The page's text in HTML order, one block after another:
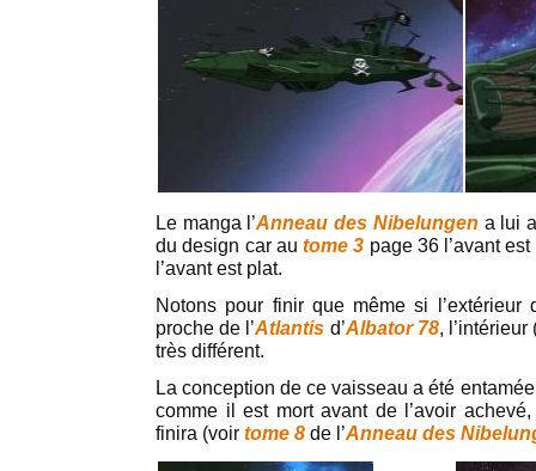
Le manga l’Anneau des Nibelungen a lui
du design car autome 3 page 36 l’avant
l’avant est plat.
Notons pour finir que même si l’extérieur
proche de l’Atlantis d’Albator 78,
très différent.
La conception de ce vaisseau a été
comme il est mort avant de l’avoir
finira (voir tome 8 de l’Anneau des